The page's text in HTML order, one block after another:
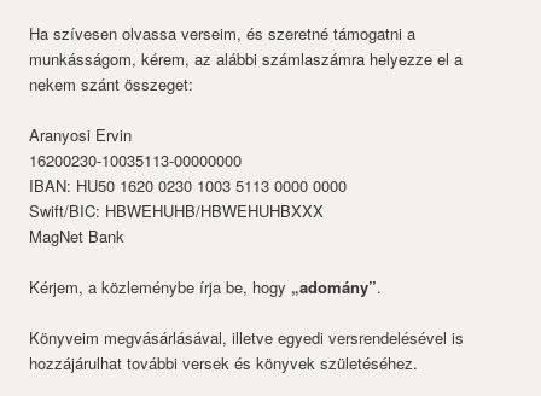
Ha szívesen olvassa verseim, és szeretné támogatni a
munkásságom, kérem, az alábbi számlaszámra helyezze el a
nekem szánt összeget:
Aranyosi Ervin
16200230-10035113-00000000
IBAN: HU50 1620 0230 1003 5113 0000 0000
Swift/BIC: HBWEHUHB/HBWEHUHBXXX
MagNet Bank
Kérjem, a közleménybe írja be, hogy „adomány”.
Könyveim megvásárlásával, illetve egyedi versrendelésével is
hozzájárulhat további versek és könyvek születéséhez.